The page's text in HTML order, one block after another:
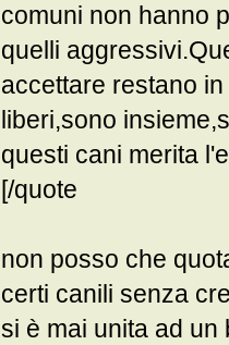
comuni non hanno
quelli
accettare restano
liberi,sono
questi cani merita
[/quote
non posso che
certi canili senza
si è mai unita ad un